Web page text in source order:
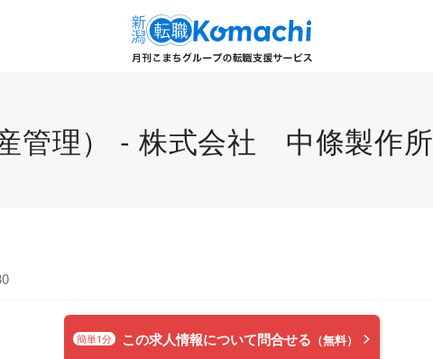
管理） - 株式会社 中條製作所
簡単1分 この求人情報について問合せる （無料）